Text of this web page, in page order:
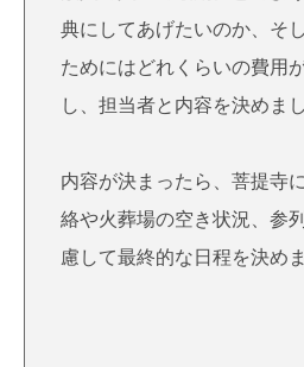
典にしてあげたいのか、そ
ためにはどれくらいの費用
し、担当者と内容を決めま
内容が決まったら、菩提寺
絡や火葬場の空き状況、参
慮して最終的な日程を決めま